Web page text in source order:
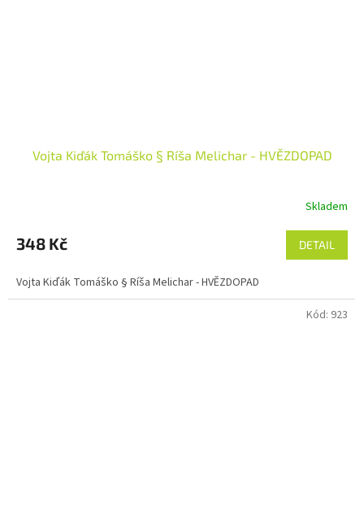
Vojta Kiďák Tomáško § Ríša Melichar - HVĚZDOPAD
Skladem
348 Kč DETAIL
Vojta Kiďák Tomáško § Ríša Melichar - HVĚZDOPAD
Kód: 923